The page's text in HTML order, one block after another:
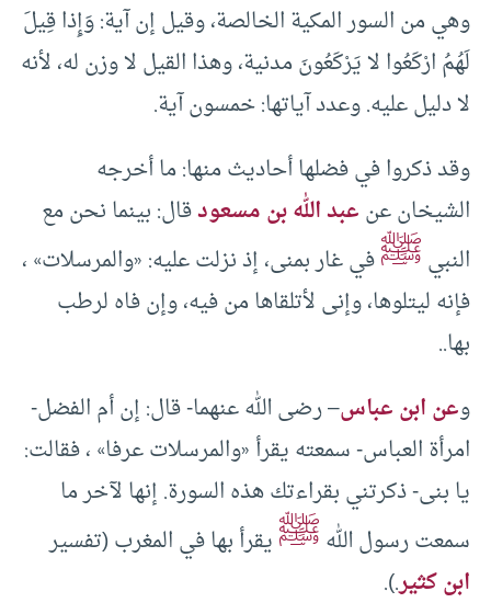
وهي من السور المكية الخالصة، وقيل إن آية: وَإِذا قِيلَ
لَهُمُ ارْكَعُوا لا يَرْكَعُونَ مدنية، وهذا القيل لا وزن له، لأنه
لا دليل عليه. وعدد آياتها: خمسون آية.
وقد ذكروا في فضلها أحاديث منها: ما أخرجه
الشيخان عنعبد الله بن مسعودقال: بينما نحن مع
النبيﷺفي غار بمنى، إذ نزلت عليه: «والمرسلات» ،
فإنه ليتلوها، وإنى لأتلقاها من فيه، وإن فاه لرطب
بها..
وعن ابن عباس– رضى الله عنهما- قال: إن أم الفضل-
امرأة العباس- سمعته يقرأ «والمرسلات عرفا» ، فقالت:
يا بنى- ذكرتني بقراءتك هذه السورة. إنها لآخر ما
سمعت رسول اللهﷺيقرأ بها في المغرب (تفسير
ابن كثير.).